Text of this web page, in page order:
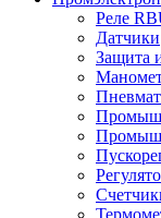
Реле
Датчики
Защита